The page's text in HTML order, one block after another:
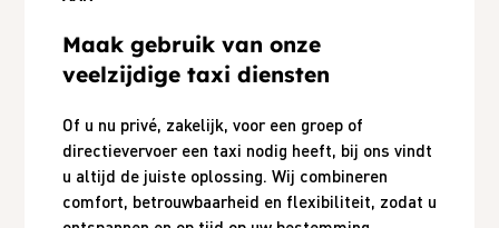
Maak gebruik van onze
veelzijdige taxi diensten
Of u nu privé, zakelijk, voor een groep of
directievervoer een taxi nodig heeft, bij ons vindt
u altijd de juiste oplossing. Wij combineren
comfort, betrouwbaarheid en flexibiliteit, zodat u